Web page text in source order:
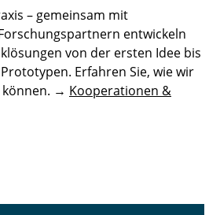
– gemeinsam mit
entwickeln
von der ersten Idee bis
Erfahren Sie, wie wir
→ Kooperationen &